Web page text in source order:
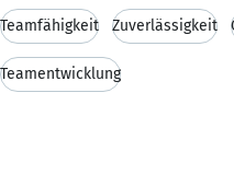
Teamfähigkeit Zuverlässigkeit
Teamentwicklung